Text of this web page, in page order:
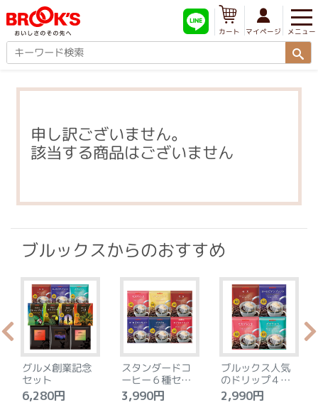
メニュー
マイページ
カート
申し訳ございません。
該当する商品はございません
ブルックスからのおすすめ
グルメ創業記念
セット
6,280円
スタンダードコ
ーヒー６種セッ
ト
3,990円
ブルックス人気
のドリップ４種
セット
2,990円